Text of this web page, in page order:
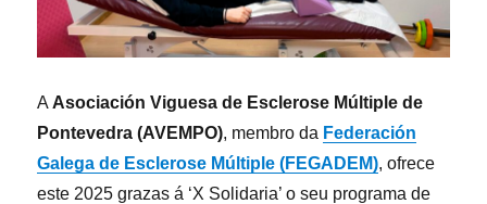
A Asociación Viguesa de Esclerose Múltiple de
Pontevedra (AVEMPO), membro da Federación
Galega de Esclerose Múltiple (FEGADEM), ofrece
este 2025 grazas á ‘X Solidaria’ o seu programa de